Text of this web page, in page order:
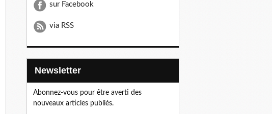
sur Facebook
via RSS
Newsletter
Abonnez-vous pour être averti des
nouveaux articles publiés.